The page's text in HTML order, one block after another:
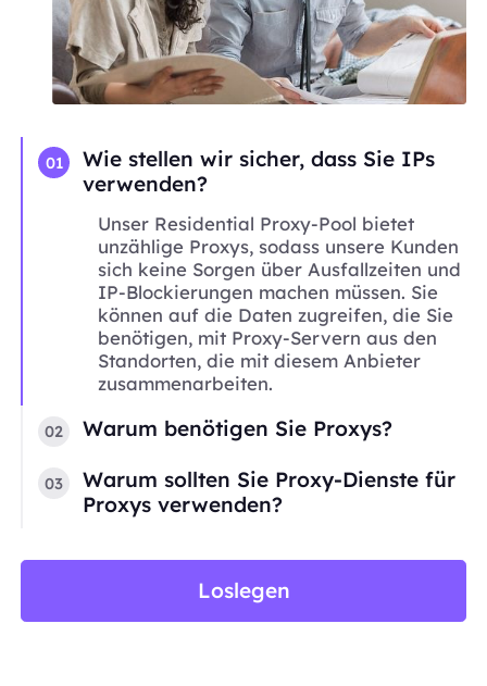
01
Wie stellen wir sicher, dass Sie IPs
verwenden?
Unser Residential Proxy-Pool bietet
unzählige Proxys, sodass unsere Kunden
sich keine Sorgen über Ausfallzeiten und
IP-Blockierungen machen müssen. Sie
können auf die Daten zugreifen, die Sie
benötigen, mit Proxy-Servern aus den
Standorten, die mit diesem Anbieter
zusammenarbeiten.
02 Warum benötigen Sie Proxys?
03
Warum sollten Sie Proxy-Dienste für
Proxys verwenden?
Loslegen